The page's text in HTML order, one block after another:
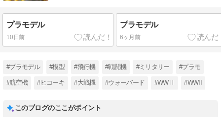
プラモデル
10日前
プラモデル
6ヶ月前
#プラモデル #模型 #飛行機 #戦闘機 #ミリタリー #プラモ
#航空機 #ヒコーキ #大戦機 #ウォーバード #WWⅡ #WWII
このブログのここがポイント